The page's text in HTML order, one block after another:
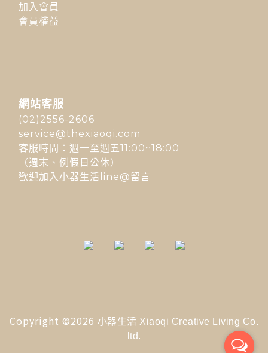
加入會員
會員權益
網站客服
(02)2556-2606
service@thexiaoqi.com
客服時間：週一至週五11:00~18:00
（週末、例假日公休）
歡迎加入小器生活line@留言
Copyright ©2026 小器生活 Xiaoqi Creative Living Co.
ltd.